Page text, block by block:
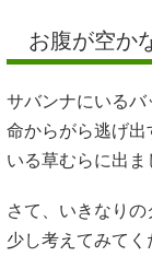
お腹が空か
サバンナにいるバ
命からがら逃げ出
いる草むらに出ま
さて、いきなりの
少し考えてみてく